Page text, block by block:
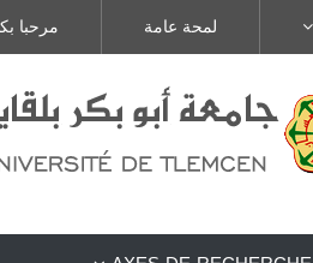
لمحة عامة مرحبا